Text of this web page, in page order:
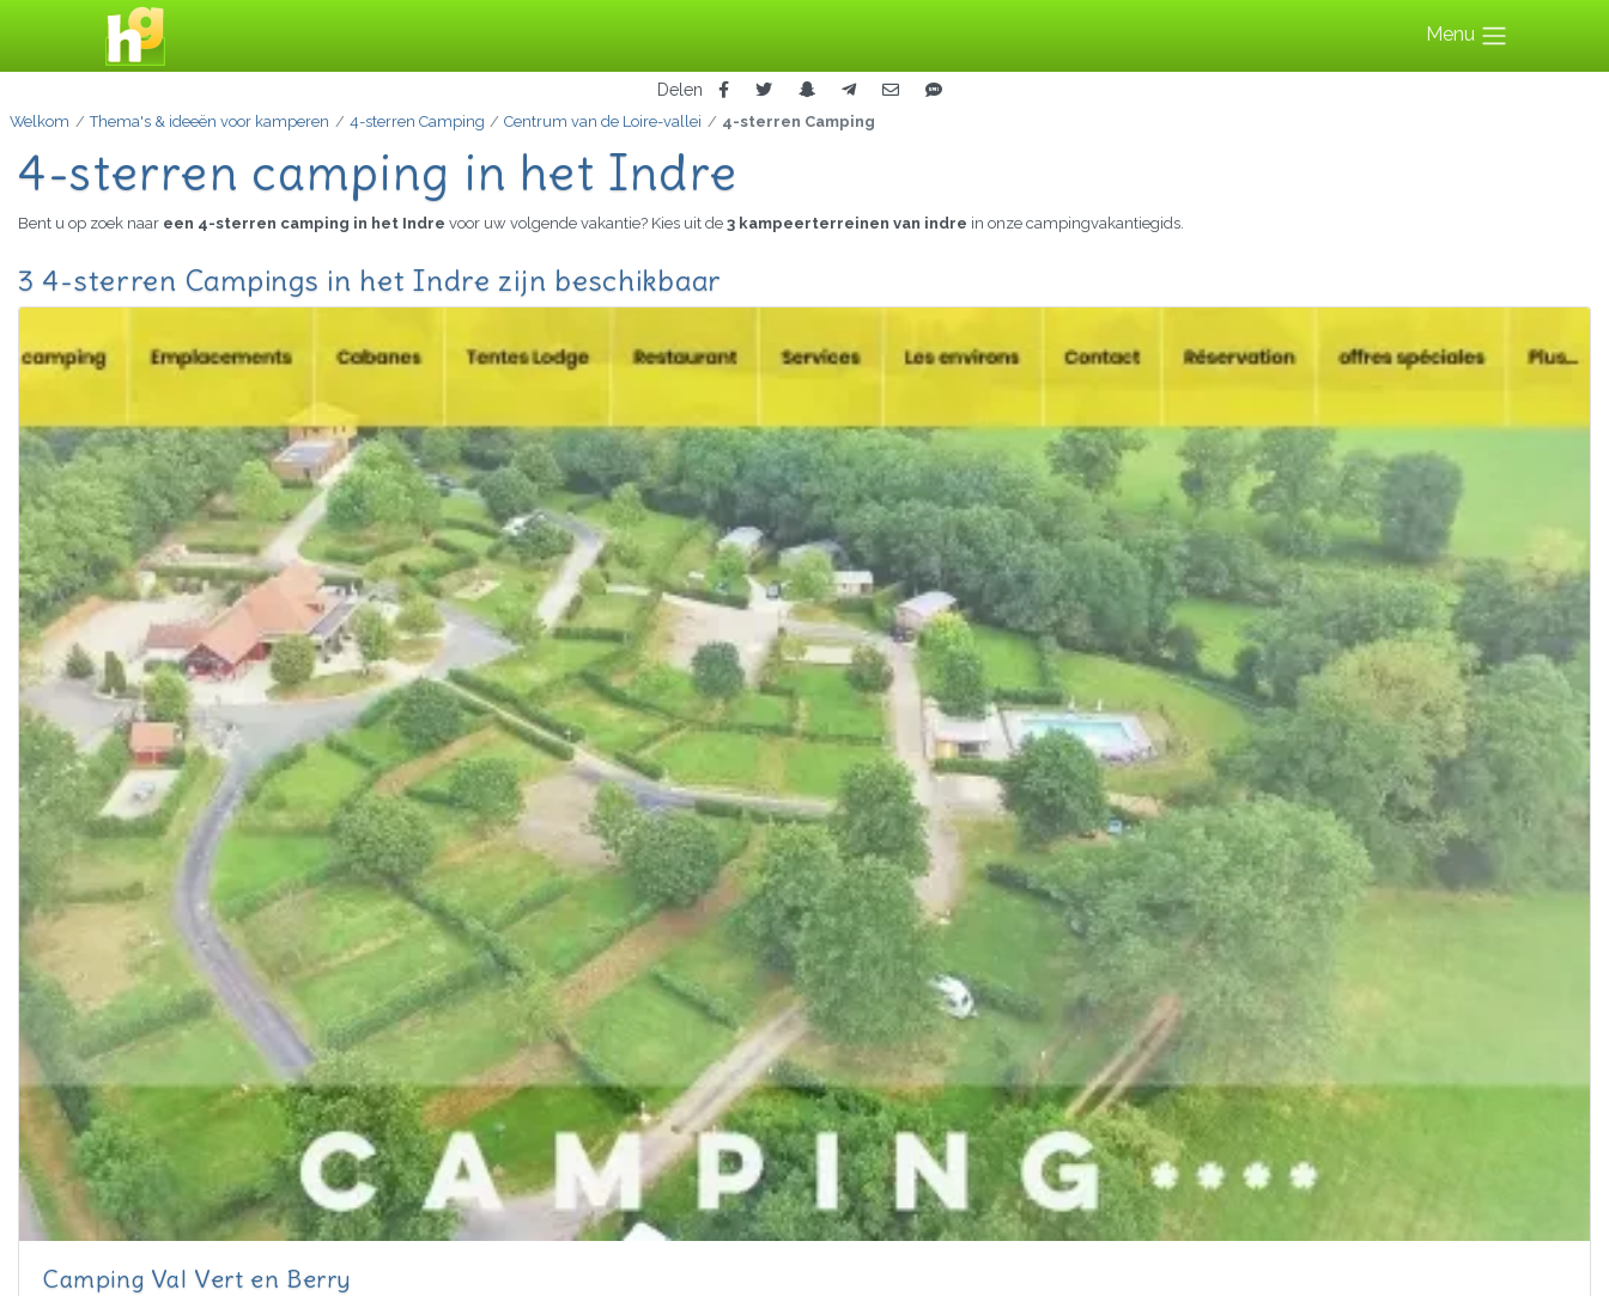
Menu
Delen
Welkom Thema's & ideeën voor kamperen 4-sterren Camping Centrum van de Loire-vallei 4-sterren Camping
4-sterren camping in het Indre
Bent u op zoek naar een 4-sterren camping in het Indre voor uw volgende vakantie? Kies uit de 3 kampeerterreinen van indre in onze campingvakantiegids.
3 4-sterren Campings in het Indre zijn beschikbaar
Camping Val Vert en Berry